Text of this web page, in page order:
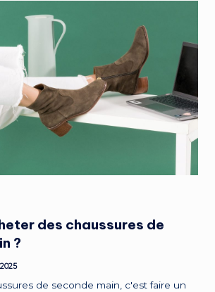
des chaussures de
?
de seconde main, c'est faire un